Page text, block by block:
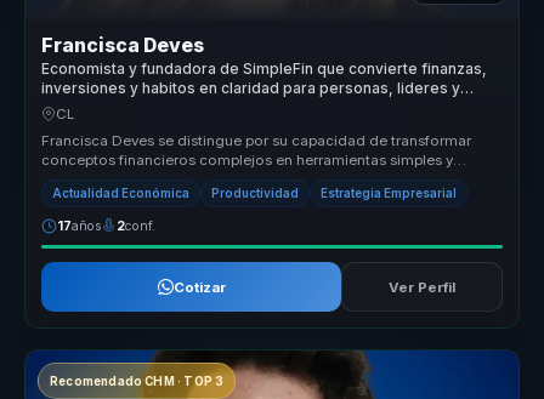
Francisca Deves
Economista y fundadora de SimpleFin que convierte finanzas,
inversiones y habitos en claridad para personas, lideres y
empresas.
CL
Francisca Deves se distingue por su capacidad de transformar
conceptos financieros complejos en herramientas simples y
accionables. Su en...
Actualidad Económica Productividad Estrategia Empresarial
17años 2conf.
Cotizar Ver Perfil
Recomendado CHM · TOP 3